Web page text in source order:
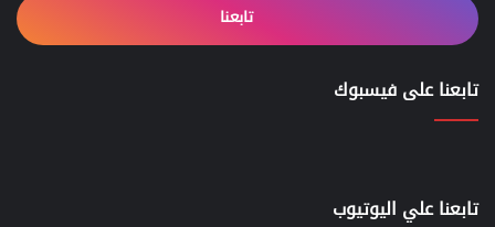
تابعنا
تابعنا على فيسبوك
تابعنا علي اليوتيوب